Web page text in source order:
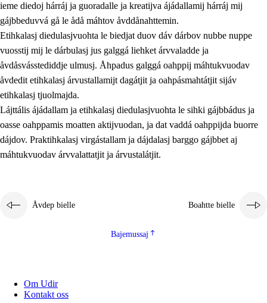
ieme diedoj hárráj ja guoradalle ja kreatijva ájádallamij hárráj mij
gájbbeduvvá gå le ådå máhtov åvddånahttemin.
Etihkalasj diedulasjvuohta le biedjat duov dáv dárbov nubbe nuppe
vuosstij mij le dárbulasj jus galggá liehket árvvaladde ja
åvdåsvásstediddje ulmusj. Åhpadus galggá oahppij máhtukvuodav
åvdedit etihkalasj árvustallamijt dagátjit ja oahpásmahtátjit sijáv
etihkalasj tjuolmajda.
Lájttális ájádallam ja etihkalasj diedulasjvuohta le sihki gájbbádus ja
oasse oahppamis moatten aktijvuodan, ja dat vaddá oahppijda buorre
dájdov. Praktihkalasj virgástallam ja dájdalasj barggo gájbbet aj
máhtukvuodav árvvalattatjit ja árvustalátjit.
Åvdep bielle Boahtte bielle
Bajemussaj
Om Udir
Kontakt oss